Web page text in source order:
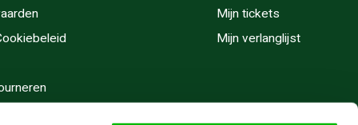
Mijn tickets
Mijn verlanglijst